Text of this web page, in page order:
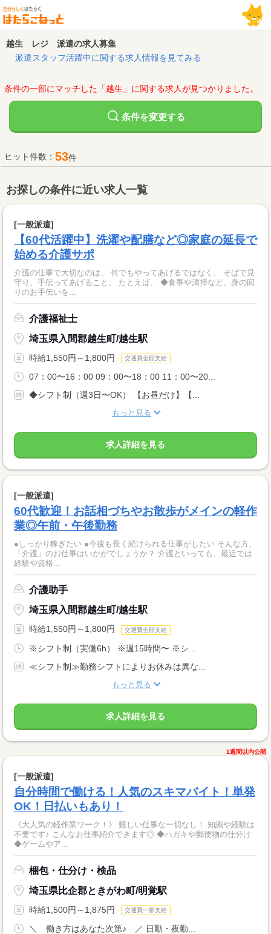
越生 レジ 派遣の求人募集
派遣スタッフ活躍中に関する求人情報を見てみる
条件の一部にマッチした「越生」に関する求人が見つかりました。
条件を変更する
ヒット件数： 53件
お探しの条件に近い求人一覧
[一般派遣]
【60代活躍中】洗濯や配膳など◎家庭の延長で
始める介護サポ
介護の仕事で大切なのは、 何でもやってあげるではなく、 そばで見
守り、手伝ってあげること。 たとえば、 ◆食事や清掃など、身の回
りのお手伝いを...
介護福祉士
埼玉県入間郡越生町/越生駅
時給1,550円～1,800円 交通費全額支給
07：00〜16：00 09：00〜18：00 11：00〜20...
◆シフト制（週3日〜OK） 【お昼だけ】【...
もっと見る
求人詳細を見る
[一般派遣]
60代歓迎！お話相づちやお散歩がメインの軽作
業◎午前・午後勤務
●しっかり稼ぎたい ●今後も長く続けられる仕事がしたい そんな方、
「介護」のお仕事はいかがでしょうか？ 介護といっても、最近では
経験や資格...
介護助手
埼玉県入間郡越生町/越生駅
時給1,550円～1,800円 交通費全額支給
※シフト制（実働6h） ※週15時間〜 ※シ...
≪シフト制≫勤務シフトによりお休みは異な...
もっと見る
求人詳細を見る
1週間以内公開
[一般派遣]
自分時間で働ける！人気のスキマバイト！単発
OK！日払いもあり！
《大人気の軽作業ワーク！》 難しい仕事な一切なし！ 知識や経験は
不要です♪ こんなお仕事紹介できます◎ ◆ハガキや郵便物の仕分け
◆ゲームやア...
梱包・仕分け・検品
埼玉県比企郡ときがわ町/明覚駅
時給1,500円～1,875円 交通費一部支給
＼ 働き方はあなた次第♪ ／ 日勤・夜勤...